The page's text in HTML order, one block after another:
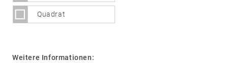
formspiele®
04Weitere
Flache Rosetten
Quadrat
Weitere Informationen: